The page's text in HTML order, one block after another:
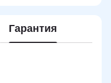
Гарантия